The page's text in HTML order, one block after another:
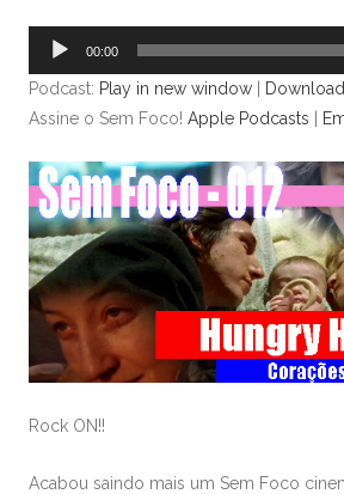
Tocador
áudio
00:00
Podcast: Play in new window
Download
Assine o Sem Foco! Apple Podcasts
Rock ON!!
Acabou saindo mais um Sem Foco